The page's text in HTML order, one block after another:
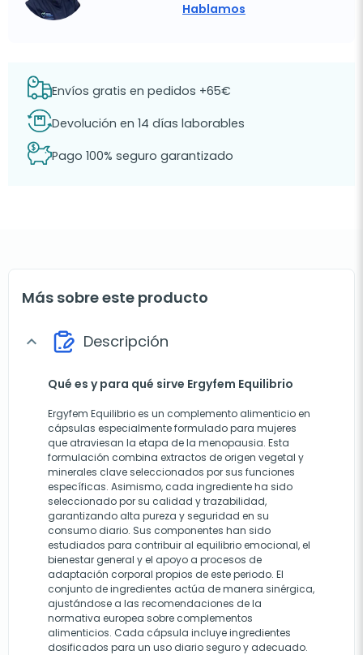
Hablamos
Envíos gratis en pedidos +65€
Devolución en 14 días laborables
Pago 100% seguro garantizado
Más sobre este producto
expand_more Descripción
Qué es y para qué sirve Ergyfem Equilibrio
Ergyfem Equilibrio es un complemento alimenticio en
cápsulas especialmente formulado para mujeres
que atraviesan la etapa de la menopausia. Esta
formulación combina extractos de origen vegetal y
minerales clave seleccionados por sus funciones
específicas. Asimismo, cada ingrediente ha sido
seleccionado por su calidad y trazabilidad,
garantizando alta pureza y seguridad en su
consumo diario. Sus componentes han sido
estudiados para contribuir al equilibrio emocional, el
bienestar general y el apoyo a procesos de
adaptación corporal propios de este periodo. El
conjunto de ingredientes actúa de manera sinérgica,
ajustándose a las recomendaciones de la
normativa europea sobre complementos
alimenticios. Cada cápsula incluye ingredientes
dosificados para un uso diario seguro y adecuado.